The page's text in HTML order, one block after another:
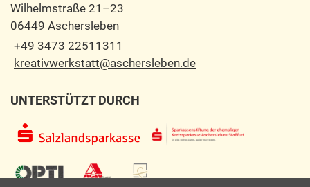
Wilhelmstraße 21–23
06449 Aschersleben
+49 3473 22511311
kreativwerkstatt@aschersleben.de
UNTERSTÜTZT DURCH